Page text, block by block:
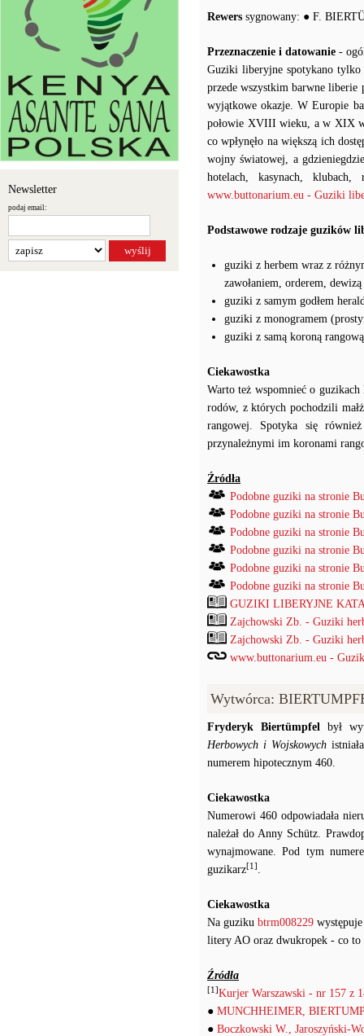
Newsletter
podaj email:
Rewers sygnowany: ● F.
Przeznaczenie i datowanie -
Guziki liberyjne spotykano
przede wszystkim barwne liberie
wyjątkowe okazje. W Europie
połowie XVIII wieku, a w XIX
co wpłynęło na większą ich
wojny światowej, a
hotelach, kasynach,
www.buttonarium.eu - Guziki
Podstawowe rodzaje guzików
guziki z herbem wraz z
zawołaniem, orderem,
guziki z samym godłem
guziki z monogramem
guziki z samą koroną
Ciekawostka
Warto też wspomnieć o
rodów, z których pochodzili
rangowej. Spotyka się
przynależnymi im koronami
Źródła
Podobne guziki na stronie
Podobne guziki na stronie
Podobne guziki na stronie
Podobne guziki na stronie
Podobne guziki na stronie
Podobne guziki na stronie
GUZIKI LIBERYJNE
Zajchowski Zb. - Guziki
Zajchowski Zb. - Guziki
www.buttonarium.eu -
Wytwórca:
Fryderyk Biertümpfelbył
Herbowych i Wojskowych
numerem hipotecznym 460.
Ciekawostka
Numerowi 460 odpowiadała
należał do Anny Schütz.
wynajmowane. Pod tym
guzikarz[1] .
Ciekawostka
Na guzikubtrm008229
litery AO oraz dwukropek - co to
Źródła
[1]Kurjer Warszawski - nr 157 z
● MUNCHHEIMER,
● Boczkowski W., Jaroszyński-